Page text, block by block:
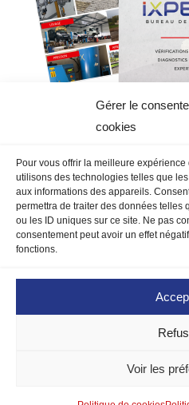
Gérer le
cookies
Pour vous offrir la meilleure
utilisons des technologies telles que
aux informations des appareils.
permettra de traiter des données telles
ou les ID uniques sur ce site. Ne pas
consentement peut avoir un effet
fonctions.
Voir les
MENTIONS LÉGALES |
POLITIQUE DE COOKIES
©2022 IXPERIA